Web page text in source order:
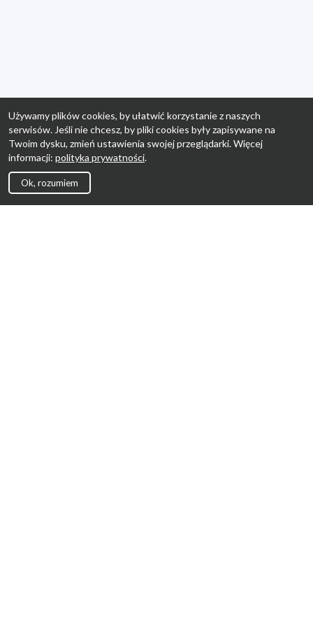
Używamy plików cookies, by ułatwić korzystanie z naszych
serwisów. Jeśli nie chcesz, by pliki cookies były zapisywane na
Twoim dysku, zmień ustawienia swojej przeglądarki. Więcej
informacji: polityka prywatności.
Ok, rozumiem